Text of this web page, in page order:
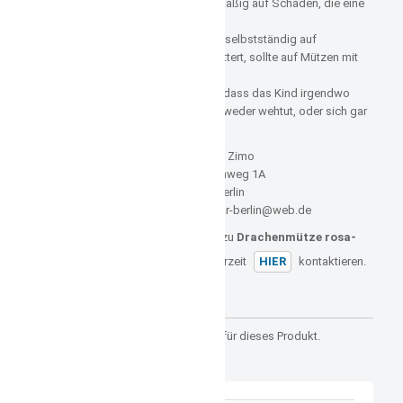
Überprüfen Sie die Mütze regelmäßig auf Schäden, die eine
Sobald ein Kind laufen kann und selbstständig auf
Spielgeräte oder dergleichen klettert, sollte auf Mützen mit
Denn es ist die Gefahr gegeben, dass das Kind irgendwo
damit hängen bleibt und sich entweder wehtut, oder sich gar
Hersteller: Zimo
Blumenbachweg 1A
12685 Berlin
E-Mail: zimo-kidswear-berlin@web.de
Sollten Sie noch weitere Fragen zu Drachenmütze rosa-
haben, können Sie uns jederzeit HIER kontaktieren.
Es gibt noch keine Rezensionen für dieses Produkt.